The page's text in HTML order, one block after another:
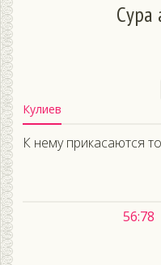
Сура
Кулиев
К нему прикасаются
56:78